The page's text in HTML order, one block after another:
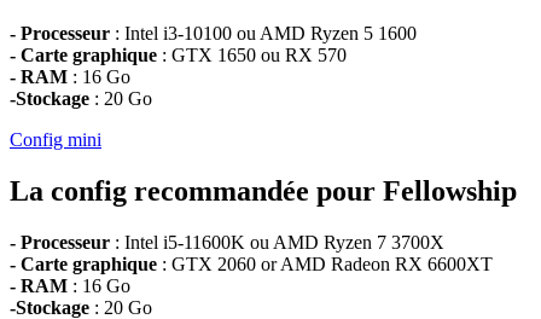
- Processeur : Intel i3-10100 ou AMD Ryzen 5 1600
- Carte graphique : GTX 1650 ou RX 570
- RAM : 16 Go
-Stockage : 20 Go
Config mini
La config recommandée pour Fellowship
- Processeur : Intel i5-11600K ou AMD Ryzen 7 3700X
- Carte graphique : GTX 2060 or AMD Radeon RX 6600XT
- RAM : 16 Go
-Stockage : 20 Go